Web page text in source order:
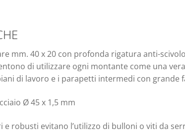
mm. 40 x 20 con profonda rigatura anti-scivolo
di utilizzare ogni montante come una
di lavoro e i parapetti intermedi con grande
Ø 45 x 1,5 mm
robusti evitano l’utilizzo di bulloni o viti da